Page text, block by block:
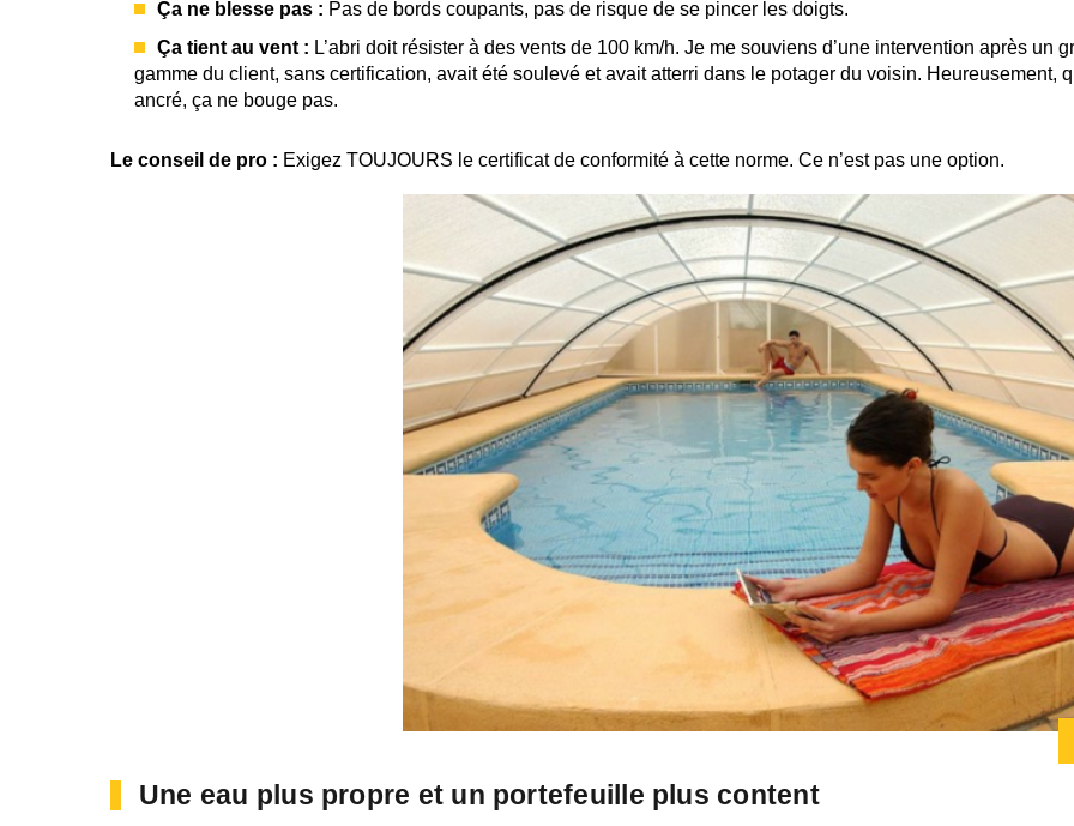
Ça ne blesse pas : Pas de bords coupants, pas de risque de se pincer les doigts.
Ça tient au vent : L’abri doit résister à des vents de 100 km/h. Je me souviens d’une intervention après
gamme du client, sans certification, avait été soulevé et avait atterri dans le potager du voisin. Heureusement,
ancré, ça ne bouge pas.
Le conseil de pro : Exigez TOUJOURS le certificat de conformité à cette norme. Ce n’est pas une option.
Une eau plus propre et un portefeuille plus content